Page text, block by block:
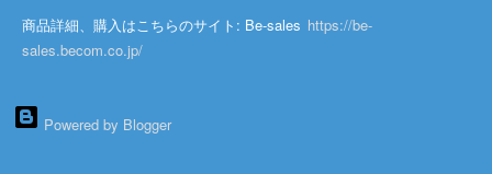
商品詳細、購入はこちらのサイト: Be-sales https://be-
sales.becom.co.jp/
Powered by Blogger